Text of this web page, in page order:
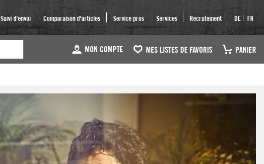
Suivi d'envoi Comparaison d'articles Service pros Services Recrutement DE FR
MON COMPTE MES LISTES DE FAVORIS PANIER